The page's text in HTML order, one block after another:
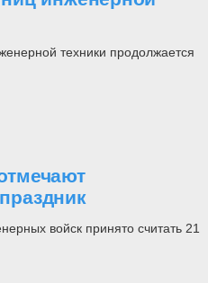
техники продолжается
войск принято считать 21